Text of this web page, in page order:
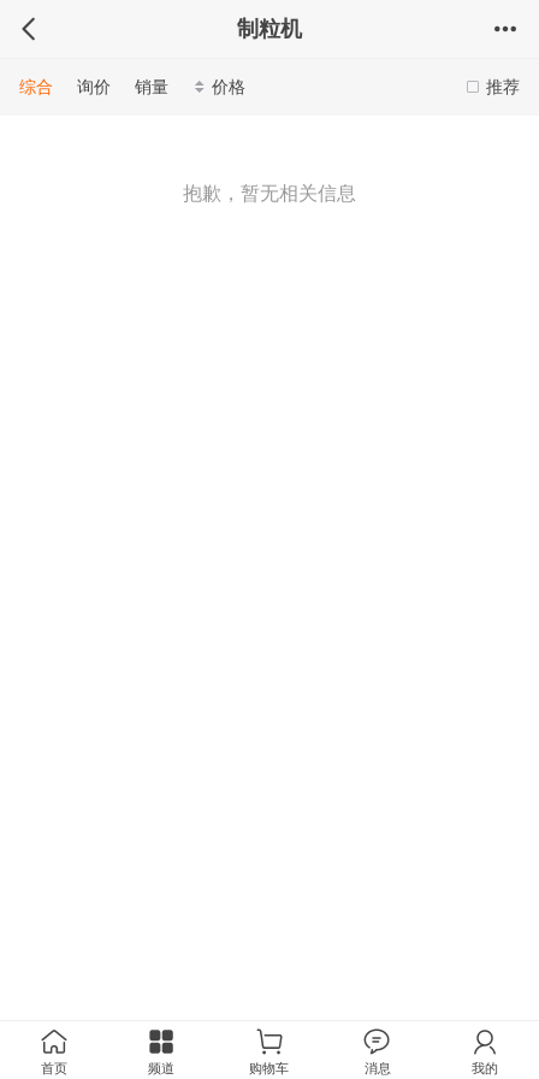
制粒机
推荐
综合 询价 销量 价格
抱歉，暂无相关信息
首页 频道 购物车 消息 我的